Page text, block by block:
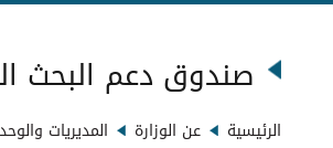
صندوق دعم البحث
الرئيسية عن الوزارة المديريات